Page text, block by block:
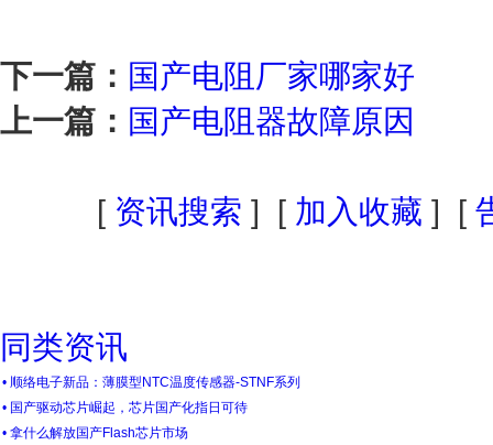
下一篇： 国产电阻厂家哪家好
上一篇： 国产电阻器故障原因
[ 资讯搜索 ] [ 加入收藏 ] [
同类资讯
• 顺络电子新品：薄膜型NTC温度传感器-STNF系列
• 国产驱动芯片崛起，芯片国产化指日可待
• 拿什么解放国产Flash芯片市场